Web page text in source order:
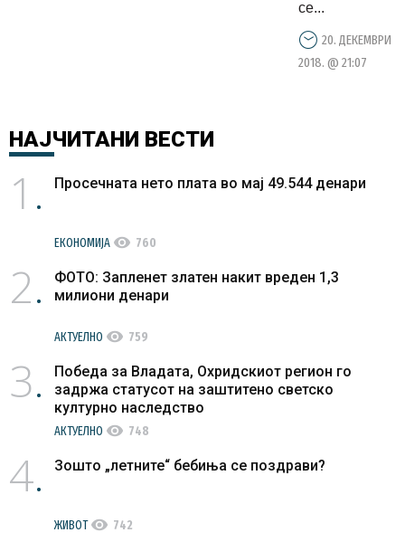
се...
20. ДЕКЕМВРИ
2018. @ 21:07
НАЈЧИТАНИ ВЕСТИ
1 Просечната нето плата во мај 49.544 денари
ЕКОНОМИЈА visibility 760
2
ФОТО: Запленет златен накит вреден 1,3
милиони денари
АКТУЕЛНО visibility 759
3
Победа за Владата, Охридскиот регион го
задржа статусот на заштитено светско
културно наследство
АКТУЕЛНО visibility 748
4 Зошто „летните“ бебиња се поздрави?
ЖИВОТvisibility 742